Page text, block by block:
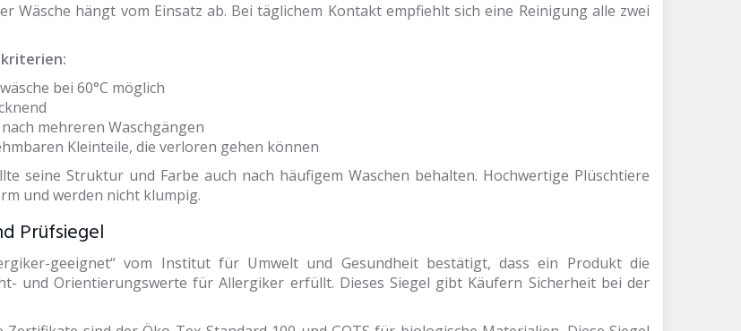
Wäsche hängt vom Einsatz ab. Bei täglichem Kontakt empfiehlt sich eine Reinigung alle zwei
bei 60°C möglich
mehreren Waschgängen
Kleinteile, die verloren gehen können
seine Struktur und Farbe auch nach häufigem Waschen behalten. Hochwertige Plüschtiere
und werden nicht klumpig.
Prüfsiegel
geeignet“ vom Institut für Umwelt und Gesundheit bestätigt, dass ein Produkt die
und Orientierungswerte für Allergiker erfüllt. Dieses Siegel gibt Käufern Sicherheit bei der